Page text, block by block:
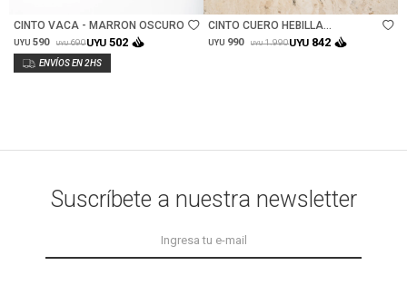
CINTO VACA - MARRON OSCURO
UYU 590 UYU 690UYU 502
CINTO CUERO HEBILLA
CUADRADA - NEGRO
UYU 990 UYU 1.990UYU 842
Suscríbete a nuestra newsletter